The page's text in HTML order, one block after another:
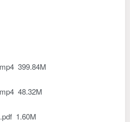
399.84M
48.32M
1.60M